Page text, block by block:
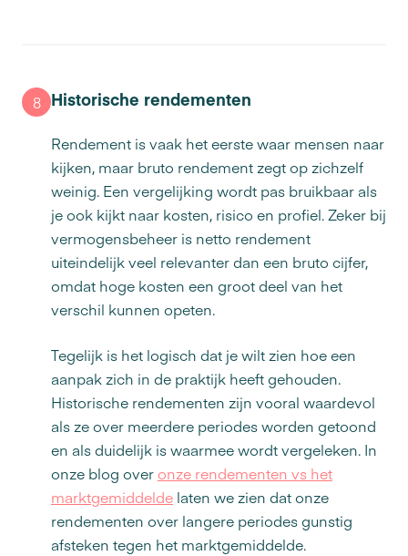
8 Historische rendementen
Rendement is vaak het eerste waar mensen naar
kijken, maar bruto rendement zegt op zichzelf
weinig. Een vergelijking wordt pas bruikbaar als
je ook kijkt naar kosten, risico en profiel. Zeker bij
vermogensbeheer is netto rendement
uiteindelijk veel relevanter dan een bruto cijfer,
omdat hoge kosten een groot deel van het
verschil kunnen opeten.
Tegelijk is het logisch dat je wilt zien hoe een
aanpak zich in de praktijk heeft gehouden.
Historische rendementen zijn vooral waardevol
als ze over meerdere periodes worden getoond
en als duidelijk is waarmee wordt vergeleken. In
onze blog over onze rendementen vs het
marktgemiddelde laten we zien dat onze
rendementen over langere periodes gunstig
afsteken tegen het marktgemiddelde.